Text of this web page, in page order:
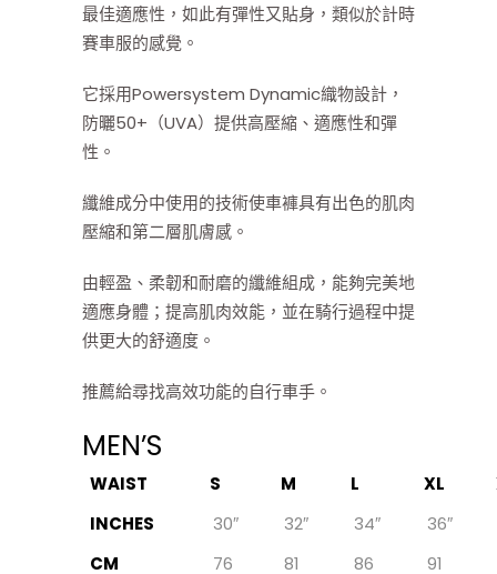
最佳適應性，如此有彈性又貼身，類似於計時
賽車服的感覺。
它採用Powersystem Dynamic織物設計，
防曬50+（UVA）提供高壓縮、適應性和彈
性。
纖維成分中使用的技術使車褲具有出色的肌肉
壓縮和第二層肌膚感。
由輕盈、柔韌和耐磨的纖維組成，能夠完美地
適應身體；提高肌肉效能，並在騎行過程中提
供更大的舒適度。
推薦給尋找高效功能的自行車手。
MEN’S
WAIST S M L XL
INCHES
30″ 32″ 34″
36″
CM
76 81 86 91